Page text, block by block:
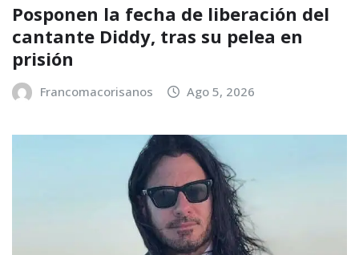
Posponen la fecha de liberación del
cantante Diddy, tras su pelea en
prisión
Francomacorisanos Ago 5, 2026